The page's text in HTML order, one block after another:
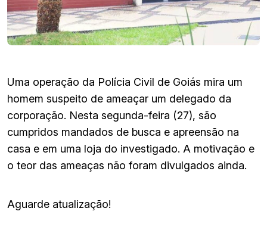
Uma operação da Polícia Civil de Goiás mira um
homem suspeito de ameaçar um delegado da
corporação. Nesta segunda-feira (27), são
cumpridos mandados de busca e apreensão na
casa e em uma loja do investigado. A motivação e
o teor das ameaças não foram divulgados ainda.
Aguarde atualização!